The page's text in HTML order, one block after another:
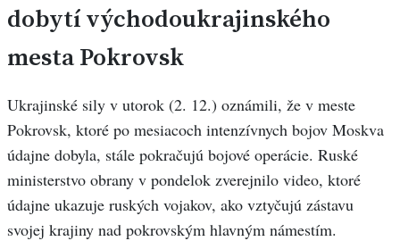
dobytí východoukrajinského
mesta Pokrovsk
Ukrajinské sily v utorok (2. 12.) oznámili, že v meste
Pokrovsk, ktoré po mesiacoch intenzívnych bojov Moskva
údajne dobyla, stále pokračujú bojové operácie. Ruské
ministerstvo obrany v pondelok zverejnilo video, ktoré
údajne ukazuje ruských vojakov, ako vztyčujú zástavu
svojej krajiny nad pokrovským hlavným námestím.